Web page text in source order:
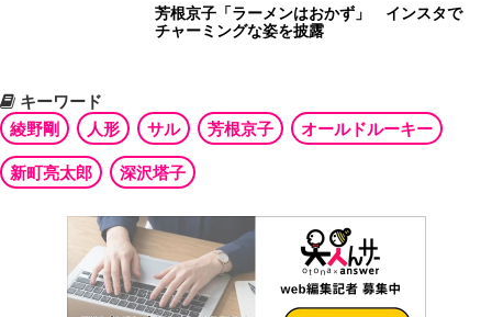
芳根京子「ラーメンはおかず」 インスタで
チャーミングな姿を披露
キーワード
綾野剛
人形 サル 芳根京子 オールドルーキー
新町亮太郎 深沢塔子